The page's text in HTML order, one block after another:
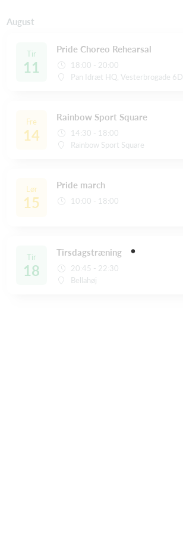
August
Tir
11
Pride Choreo Rehearsal
18:00 - 20:00
Pan Idræt HQ, Vesterbrogade 6D
Fre
14
Rainbow Sport Square
14:30 - 18:00
Rainbow Sport Square
Lør
15
Pride march
10:00 - 18:00
Tir
18
Tirsdagstræning
20:45 - 22:30
Bellahøj